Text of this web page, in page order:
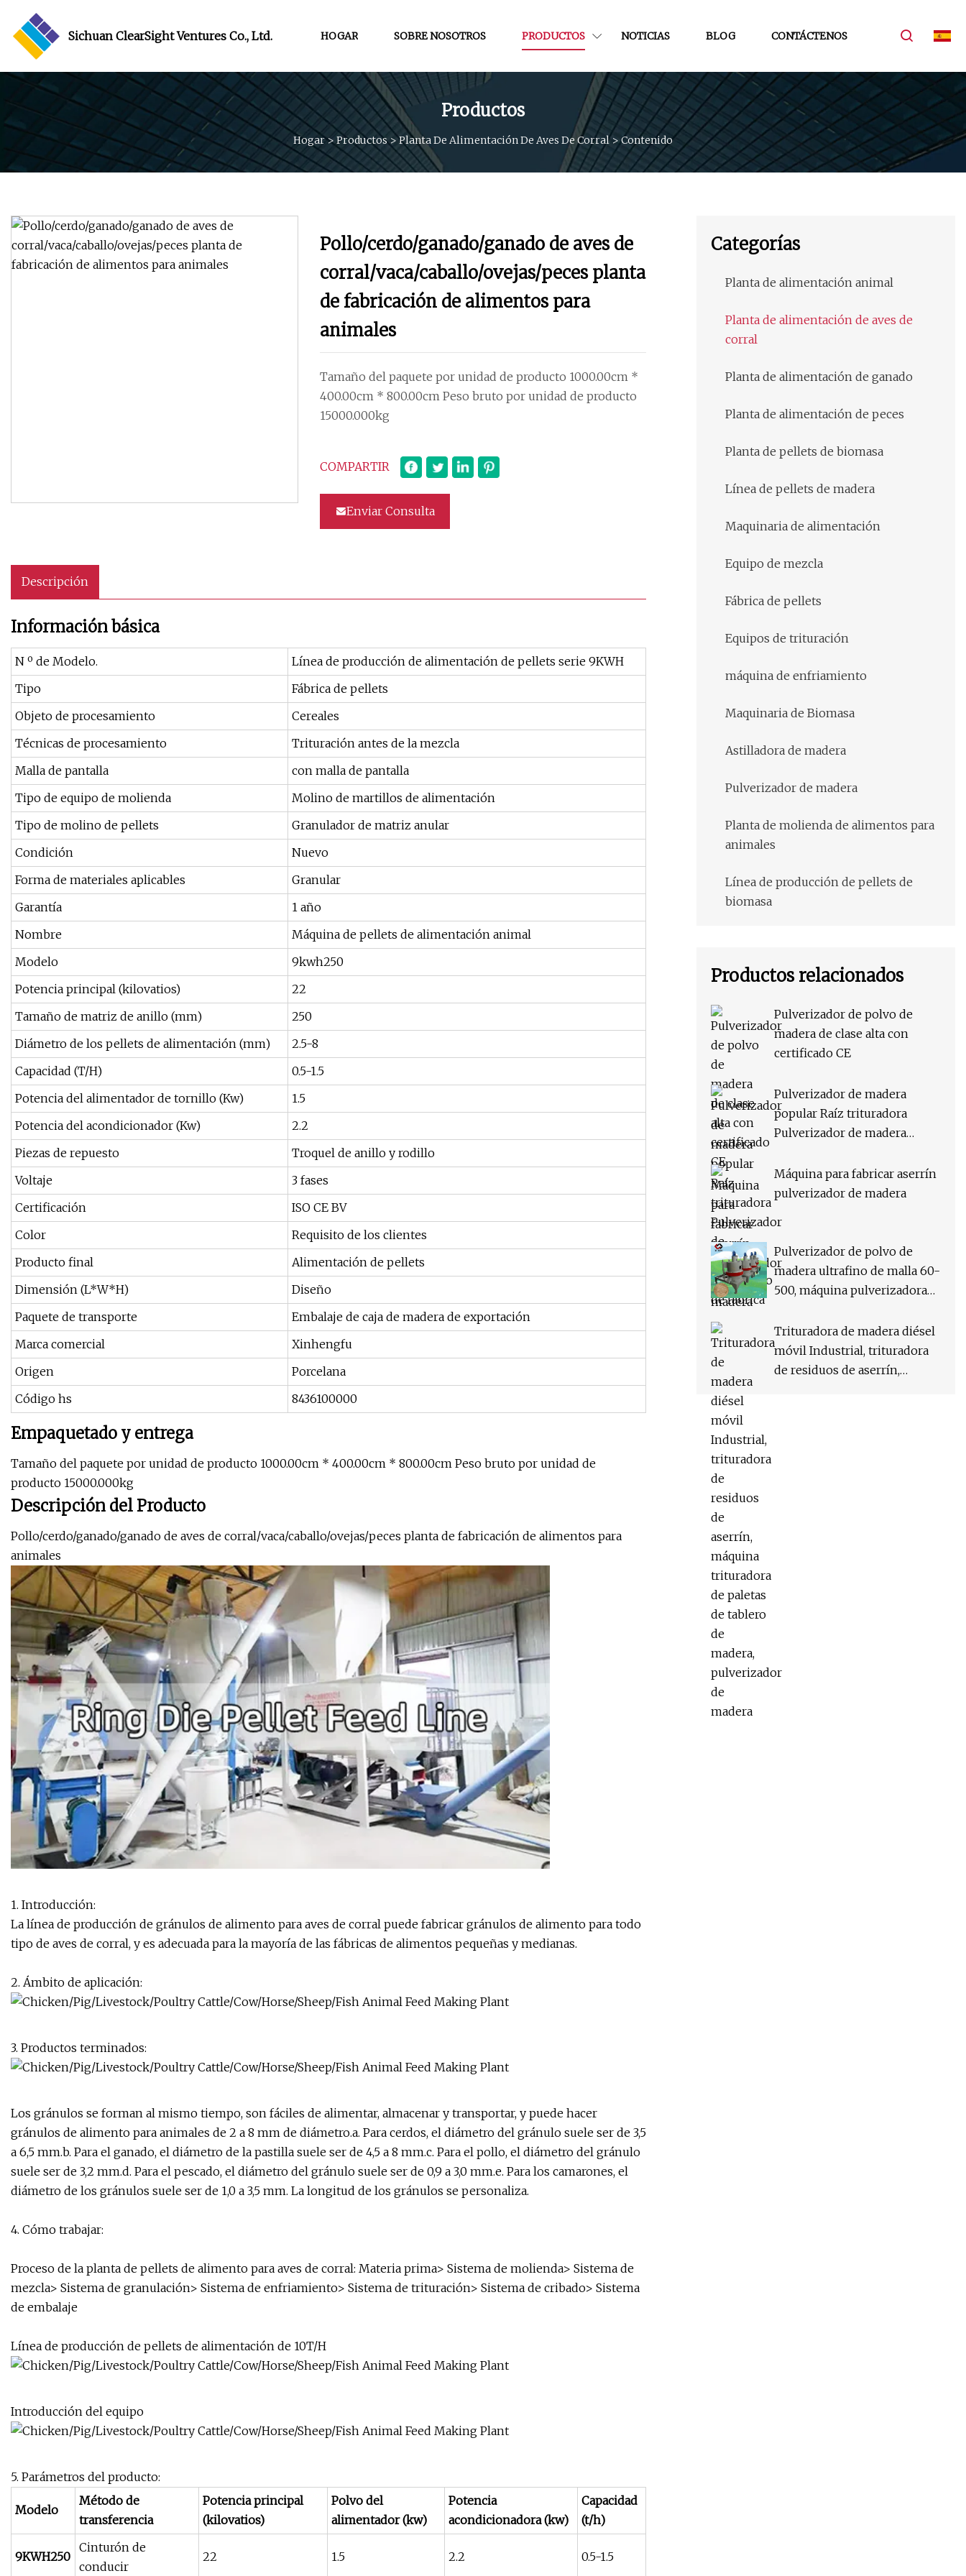
Sichuan ClearSight Ventures Co., Ltd. HOGAR SOBRE NOSOTROS PRODUCTOS NOTICIAS BLOG CONTÁCTENOS
Productos
Hogar> Productos>Planta De Alimentación De Aves De Corral>Contenido
Pollo/cerdo/ganado/ganado de aves de
corral/vaca/caballo/ovejas/peces planta
de fabricación de alimentos para
animales
Tamaño del paquete por unidad de producto 1000.00cm *
400.00cm * 800.00cm Peso bruto por unidad de producto
15000.000kg
COMPARTIR
Enviar Consulta
Descripción
Información básica
N º de Modelo.
Línea de producción de alimentación de pellets serie 9KWH
Tipo
Fábrica de pellets
Objeto de procesamiento
Cereales
Técnicas de procesamiento
Trituración antes de la mezcla
Malla de pantalla
con malla de pantalla
Tipo de equipo de molienda
Molino de martillos de alimentación
Tipo de molino de pellets
Granulador de matriz anular
Condición
Nuevo
Forma de materiales aplicables
Granular
Garantía
1 año
Nombre
Máquina de pellets de alimentación animal
Modelo
9kwh250
Potencia principal (kilovatios)
22
Tamaño de matriz de anillo (mm)
250
Diámetro de los pellets de alimentación (mm)
2.5-8
Capacidad (T/H)
0.5-1.5
Potencia del alimentador de tornillo (Kw)
1.5
Potencia del acondicionador (Kw)
2.2
Piezas de repuesto
Troquel de anillo y rodillo
Voltaje
3 fases
Certificación
ISO CE BV
Color
Requisito de los clientes
Producto final
Alimentación de pellets
Dimensión (L*W*H)
Diseño
Paquete de transporte
Embalaje de caja de madera de exportación
Marca comercial
Xinhengfu
Origen
Porcelana
Código hs
8436100000
Empaquetado y entrega
Tamaño del paquete por unidad de producto 1000.00cm * 400.00cm * 800.00cm Peso bruto por unidad de
producto 15000.000kg
Descripción del Producto
Pollo/cerdo/ganado/ganado de aves de corral/vaca/caballo/ovejas/peces planta de fabricación de alimentos para
animales
1. Introducción:
La línea de producción de gránulos de alimento para aves de corral puede fabricar gránulos de alimento para todo
tipo de aves de corral, y es adecuada para la mayoría de las fábricas de alimentos pequeñas y medianas.
2. Ámbito de aplicación:
3. Productos terminados:
Los gránulos se forman al mismo tiempo, son fáciles de alimentar, almacenar y transportar, y puede hacer
gránulos de alimento para animales de 2 a 8 mm de diámetro.a. Para cerdos, el diámetro del gránulo suele ser de 3,5
a 6,5 ​​mm.b. Para el ganado, el diámetro de la pastilla suele ser de 4,5 a 8 mm.c. Para el pollo, el diámetro del gránulo
suele ser de 3,2 mm.d. Para el pescado, el diámetro del gránulo suele ser de 0,9 a 3,0 mm.e. Para los camarones, el
diámetro de los gránulos suele ser de 1,0 a 3,5 mm. La longitud de los gránulos se personaliza.
4. Cómo trabajar:
Proceso de la planta de pellets de alimento para aves de corral: Materia prima> Sistema de molienda> Sistema de
mezcla> Sistema de granulación> Sistema de enfriamiento> Sistema de trituración> Sistema de cribado> Sistema
de embalaje
Línea de producción de pellets de alimentación de 10T/H
Introducción del equipo
5. Parámetros del producto:
Modelo
Método de
transferencia
Potencia principal
(kilovatios)
Polvo del
alimentador (kw)
Potencia
acondicionadora (kw)
Capacidad
(t/h)
9KWH250
Cinturón de
conducir
22 1.5 2.2 0.5-1.5
Categorías
Planta de alimentación animal
Planta de alimentación de aves de
corral
Planta de alimentación de ganado
Planta de alimentación de peces
Planta de pellets de biomasa
Línea de pellets de madera
Maquinaria de alimentación
Equipo de mezcla
Fábrica de pellets
Equipos de trituración
máquina de enfriamiento
Maquinaria de Biomasa
Astilladora de madera
Pulverizador de madera
Planta de molienda de alimentos para
animales
Línea de producción de pellets de
biomasa
Productos relacionados
Pulverizador de polvo de
madera de clase alta con
certificado CE
Pulverizador de madera
popular Raíz trituradora
Pulverizador de madera
Máquina para fabricar aserrín
pulverizador de madera
Pulverizador de polvo de
madera ultrafino de malla 60-
500, máquina pulverizadora
molienda de molino de
harina para bobina de
mosquitos
Trituradora de madera diésel
móvil Industrial, trituradora
de residuos de aserrín,